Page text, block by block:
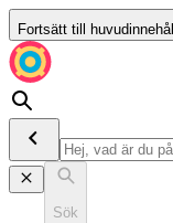
Fortsätt till huvudinnehåll
Sök